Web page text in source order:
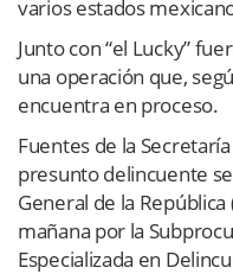
varios estados
Junto con “el Lucky”
una operación que,
encuentra en proceso.
Fuentes de la
presunto delincuente
General de la
mañana por la
Especializada en